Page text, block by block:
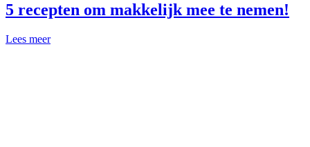
5 recepten om makkelijk mee te nemen!
Lees meer